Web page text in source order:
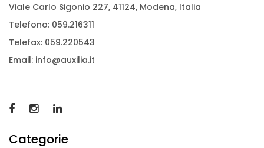
Viale Carlo Sigonio 227, 41124, Modena, Italia
Telefono: 059.216311
Telefax: 059.220543
Email: info@auxilia.it
Categorie